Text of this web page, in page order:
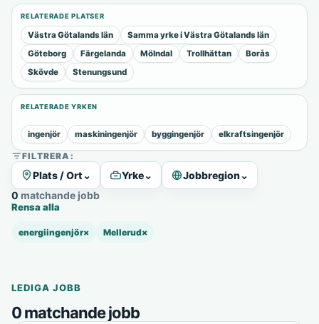
RELATERADE PLATSER
Västra Götalands län
Samma yrke i Västra Götalands län
Göteborg
Färgelanda Mölndal Trollhättan
Borås
Skövde
Stenungsund
RELATERADE YRKEN
ingenjör maskiningenjör byggingenjör elkraftsingenjör
FILTRERA:
Plats / Ort ⌄ Yrke⌄ Jobbregion⌄
0 matchande jobb
Rensa alla
energiingenjör× Mellerud×
LEDIGA JOBB
0 matchande jobb